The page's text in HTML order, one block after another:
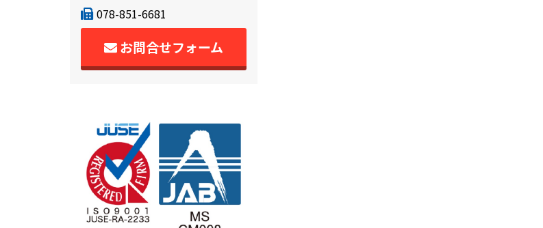
078-851-6681
お問合せフォーム